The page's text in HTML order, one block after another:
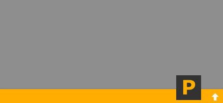
